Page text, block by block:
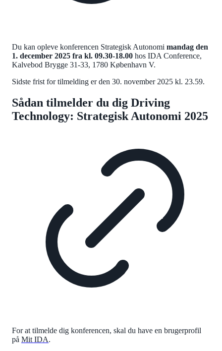
Du kan opleve konferencen Strategisk Autonomi mandag den
1. december 2025 fra kl. 09.30-18.00 hos IDA Conference,
Kalvebod Brygge 31-33, 1780 København V.
Sidste frist for tilmelding er den 30. november 2025 kl. 23.59.
Sådan tilmelder du dig Driving
Technology: Strategisk Autonomi 2025
For at tilmelde dig konferencen, skal du have en brugerprofil
på Mit IDA.